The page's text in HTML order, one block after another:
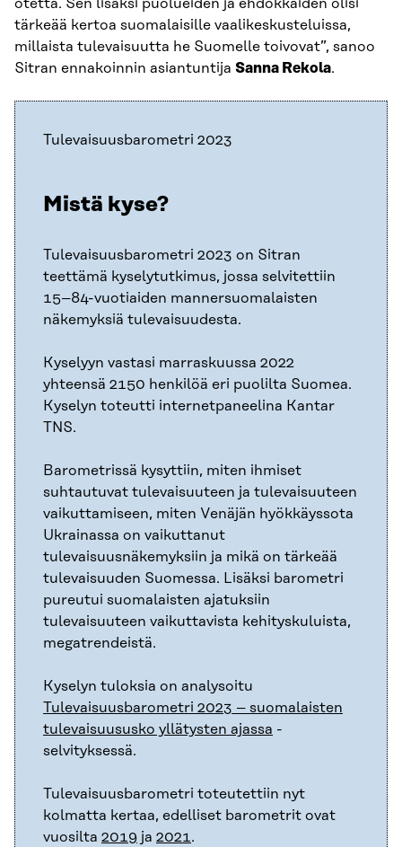
otetta. Sen lisäksi puolueiden ja ehdokkaiden olisi
tärkeää kertoa suomalaisille vaalikeskusteluissa,
millaista tulevaisuutta he Suomelle toivovat”, sanoo
Sitran ennakoinnin asiantuntija Sanna Rekola.
Tulevaisuusbarometri 2023
Mistä kyse?
Tulevaisuusbarometri 2023 on Sitran
teettämä kyselytutkimus, jossa selvitettiin
15–84-vuotiaiden mannersuomalaisten
näkemyksiä tulevaisuudesta.
Kyselyyn vastasi marraskuussa 2022
yhteensä 2150 henkilöä eri puolilta Suomea.
Kyselyn toteutti internetpaneelina Kantar
TNS.
Barometrissä kysyttiin, miten ihmiset
suhtautuvat tulevaisuuteen ja tulevaisuuteen
vaikuttamiseen, miten Venäjän hyökkäyssota
Ukrainassa on vaikuttanut
tulevaisuusnäkemyksiin ja mikä on tärkeää
tulevaisuuden Suomessa. Lisäksi barometri
pureutui suomalaisten ajatuksiin
tulevaisuuteen vaikuttavista kehityskuluista,
megatrendeistä.
Kyselyn tuloksia on analysoitu
Tulevaisuusbarometri 2023 – suomalaisten
tulevaisuususko yllätysten ajassa -
selvityksessä.
Tulevaisuusbarometri toteutettiin nyt
kolmatta kertaa, edelliset barometrit ovat
vuosilta 2019 ja 2021.